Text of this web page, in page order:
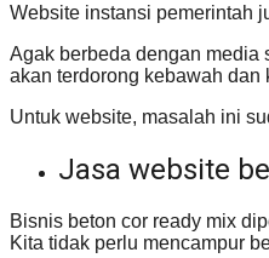
Website instansi pemerintah
Agak berbeda dengan media
akan terdorong kebawah dan
Untuk website, masalah ini
Jasa website
Bisnis beton cor ready mix
Kita tidak perlu mencampur